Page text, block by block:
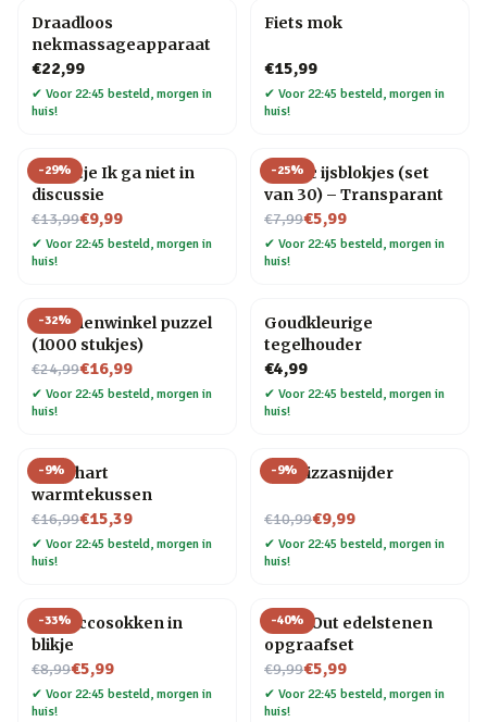
Draadloos
nekmassageapparaat
€22,99
✔ Voor 22:45 besteld, morgen in
huis!
Fiets mok
€15,99
✔ Voor 22:45 besteld, morgen in
huis!
-29%
Tegeltje Ik ga niet in
discussie
€13,99
Nu voor€9,99
✔ Voor 22:45 besteld, morgen in
huis!
-25%
Plastic ijsblokjes (set
van 30) – Transparant
€7,99
Nu voor€5,99
✔ Voor 22:45 besteld, morgen in
huis!
-32%
Bloemenwinkel puzzel
(1000 stukjes)
€24,99
Nu voor€16,99
✔ Voor 22:45 besteld, morgen in
huis!
Goudkleurige
tegelhouder
€4,99
✔ Voor 22:45 besteld, morgen in
huis!
-9%
Rood hart
warmtekussen
€16,99
Nu voor€15,39
✔ Voor 22:45 besteld, morgen in
huis!
-9%
Kat Pizzasnijder
€10,99
Nu voor€9,99
✔ Voor 22:45 besteld, morgen in
huis!
-33%
Proseccosokken in
blikje
€8,99
Nu voor€5,99
✔ Voor 22:45 besteld, morgen in
huis!
-40%
Dig It Out edelstenen
opgraafset
€9,99
Nu voor€5,99
✔ Voor 22:45 besteld, morgen in
huis!